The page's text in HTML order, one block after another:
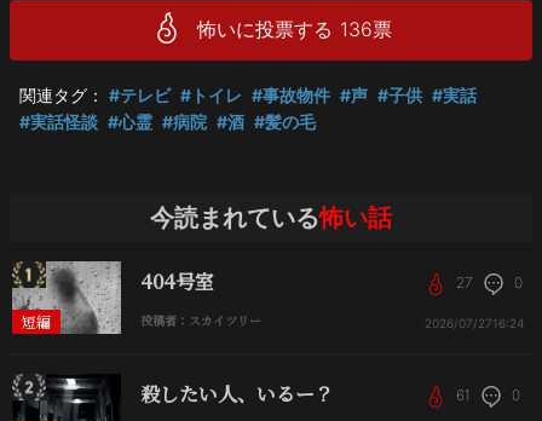
怖いに投票する 136票
関連タグ： #テレビ #トイレ #事故物件 #声 #子供 #実話
#実話怪談 #心霊 #病院 #酒 #髪の毛
今読まれている怖い話
短編
404号室
投稿者：スカイツリー
27 0
2026/07/2716:24
殺したい人、いるー？ 61 0